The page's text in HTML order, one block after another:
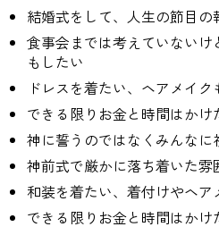
結婚式をして、人生の節目の
食事会までは考えていない
もしたい
ドレスを着たい、ヘアメイ
できる限りお金と時間はかけ
神に誓うのではなくみんな
神前式で厳かに落ち着いた雰
和装を着たい、着付けやヘ
できる限りお金と時間はかけ